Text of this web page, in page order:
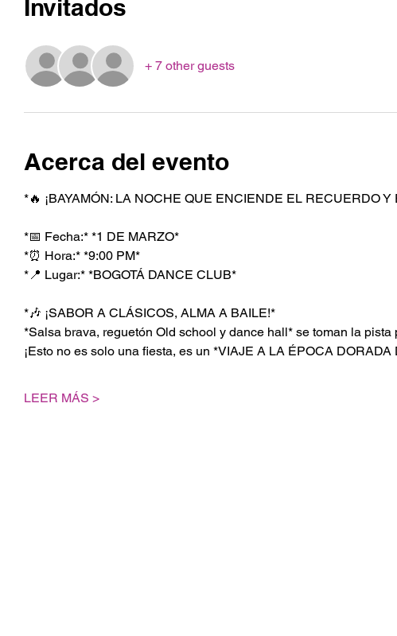
Invitados
+ 7 other guests
Acerca del evento
*🔥 ¡BAYAMÓN: LA NOCHE QUE ENCIENDE EL RECUERDO Y
*📅 Fecha:* *1 DE MARZO*
*⏰ Hora:* *9:00 PM*
*📍 Lugar:* *BOGOTÁ DANCE CLUB*
*🎶 ¡SABOR A CLÁSICOS, ALMA A BAILE!*
*Salsa brava, reguetón Old school y dance hall* se toman la
¡Esto no es solo una fiesta, es un *VIAJE A LA ÉPOCA
LEER MÁS >